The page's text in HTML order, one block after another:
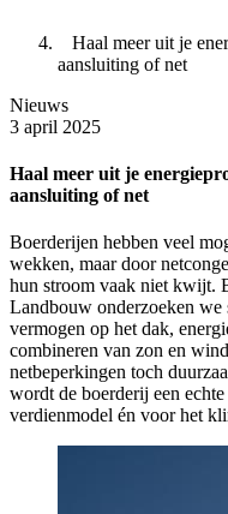
Haal meer uit je
aansluiting of net
Nieuws
3 april 2025
Haal meer uit je
aansluiting of net
Boerderijen hebben veel
wekken, maar door
hun stroom vaak niet kwijt.
Landbouw onderzoeken we
vermogen op het dak,
combineren van zon en
netbeperkingen toch
wordt de boerderij een
verdienmodel én voor het